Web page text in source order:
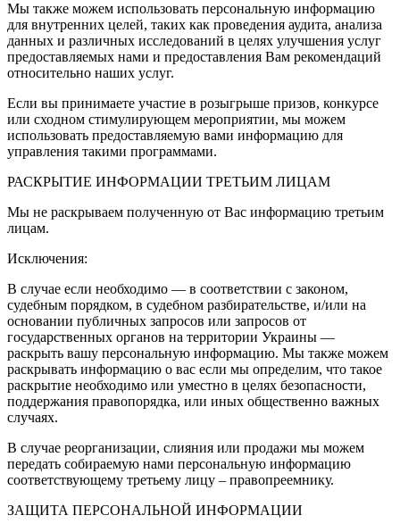
Мы также можем использовать персональную информацию
для внутренних целей, таких как проведения аудита, анализа
данных и различных исследований в целях улучшения услуг
предоставляемых нами и предоставления Вам рекомендаций
относительно наших услуг.
Если вы принимаете участие в розыгрыше призов, конкурсе
или сходном стимулирующем мероприятии, мы можем
использовать предоставляемую вами информацию для
управления такими программами.
РАСКРЫТИЕ ИНФОРМАЦИИ ТРЕТЬИМ ЛИЦАМ
Мы не раскрываем полученную от Вас информацию третьим
лицам.
Исключения:
В случае если необходимо — в соответствии с законом,
судебным порядком, в судебном разбирательстве, и/или на
основании публичных запросов или запросов от
государственных органов на территории Украины —
раскрыть вашу персональную информацию. Мы также можем
раскрывать информацию о вас если мы определим, что такое
раскрытие необходимо или уместно в целях безопасности,
поддержания правопорядка, или иных общественно важных
случаях.
В случае реорганизации, слияния или продажи мы можем
передать собираемую нами персональную информацию
соответствующему третьему лицу – правопреемнику.
ЗАЩИТА ПЕРСОНАЛЬНОЙ ИНФОРМАЦИИ